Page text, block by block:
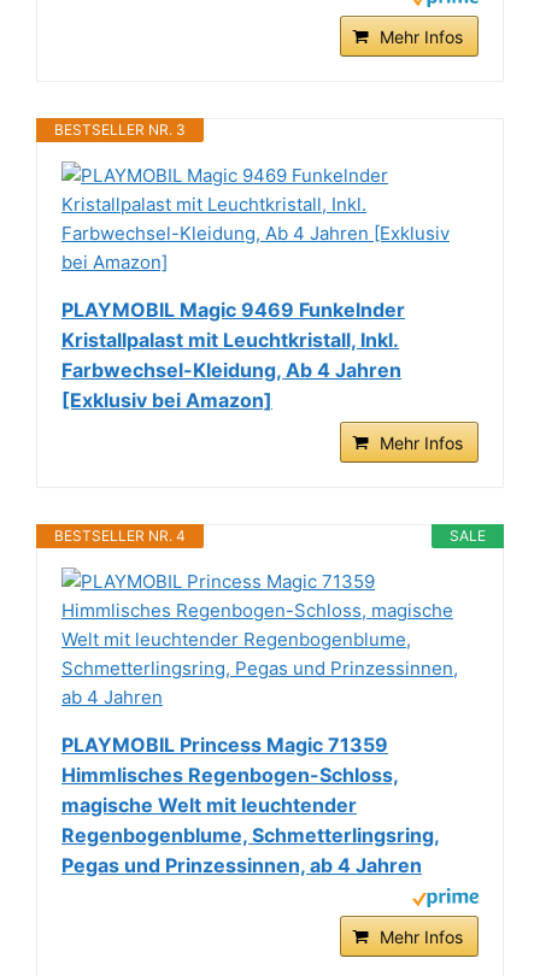
Mehr Infos
BESTSELLER NR. 3
PLAYMOBIL Magic 9469 Funkelnder
Kristallpalast mit Leuchtkristall, Inkl.
Farbwechsel-Kleidung, Ab 4 Jahren
[Exklusiv bei Amazon]
Mehr Infos
SALE
BESTSELLER NR. 4
PLAYMOBIL Princess Magic 71359
Himmlisches Regenbogen-Schloss,
magische Welt mit leuchtender
Regenbogenblume, Schmetterlingsring,
Pegas und Prinzessinnen, ab 4 Jahren
Mehr Infos